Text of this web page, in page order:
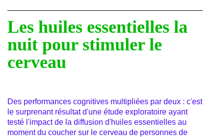
Les huiles essentielles la
nuit pour stimuler le
cerveau
Des performances cognitives multipliées par deux : c'est
le surprenant résultat d'une étude exploratoire ayant
testé l'impact de la diffusion d'huiles essentielles au
moment du coucher sur le cerveau de personnes de